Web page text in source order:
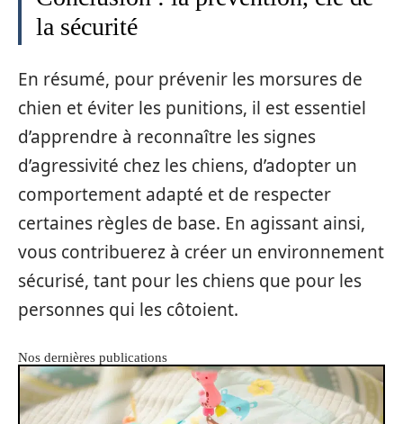
la sécurité
En résumé, pour prévenir les morsures de
chien et éviter les punitions, il est essentiel
d’apprendre à reconnaître les signes
d’agressivité chez les chiens, d’adopter un
comportement adapté et de respecter
certaines règles de base. En agissant ainsi,
vous contribuerez à créer un environnement
sécurisé, tant pour les chiens que pour les
personnes qui les côtoient.
Nos dernières publications